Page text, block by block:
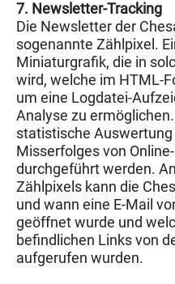
7. Newsletter-Tracking
Die Newsletter der
sogenannte Zählpixel.
Miniaturgrafik, die in
wird, welche im HTML-
um eine Logdatei-
Analyse zu
statistische
Misserfolges von
durchgeführt werden.
Zählpixels kann die
und wann eine E-Mail
geöffnet wurde und
befindlichen Links von
aufgerufen wurden.